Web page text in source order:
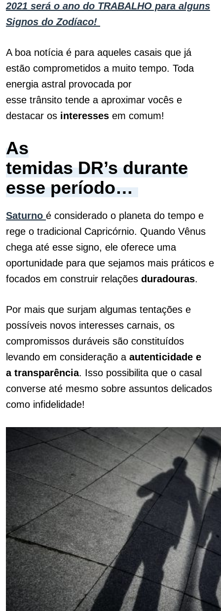
2021 será o ano do TRABALHO para alguns
Signos do Zodíaco!
A boa notícia é para aqueles casais que já
estão comprometidos a muito tempo. Toda
energia astral provocada por
esse trânsito tende a aproximar vocês e
destacar os interesses em comum!
As
temidasDR’sdurante
esse período…
Saturno é considerado o planeta do tempo e
rege o tradicional Capricórnio. Quando Vênus
chega até esse signo, ele oferece uma
oportunidade para que sejamos mais práticos e
focados em construir relações duradouras.
Por mais que surjam algumas tentações e
possíveis novos interesses carnais, os
compromissos duráveis são constituídos
levando em consideração a autenticidade e
a transparência. Isso possibilita que o casal
converse até mesmo sobre assuntos delicados
como infidelidade!